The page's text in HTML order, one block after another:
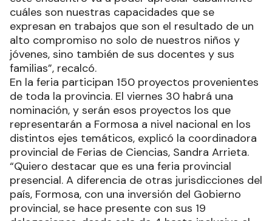
cuáles son nuestras capacidades que se
expresan en trabajos que son el resultado de un
alto compromiso no solo de nuestros niños y
jóvenes, sino también de sus docentes y sus
familias”, recalcó.
En la feria participan 150 proyectos provenientes
de toda la provincia. El viernes 30 habrá una
nominación, y serán esos proyectos los que
representarán a Formosa a nivel nacional en los
distintos ejes temáticos, explicó la coordinadora
provincial de Ferias de Ciencias, Sandra Arrieta.
“Quiero destacar que es una feria provincial
presencial. A diferencia de otras jurisdicciones del
país, Formosa, con una inversión del Gobierno
provincial, se hace presente con sus 19